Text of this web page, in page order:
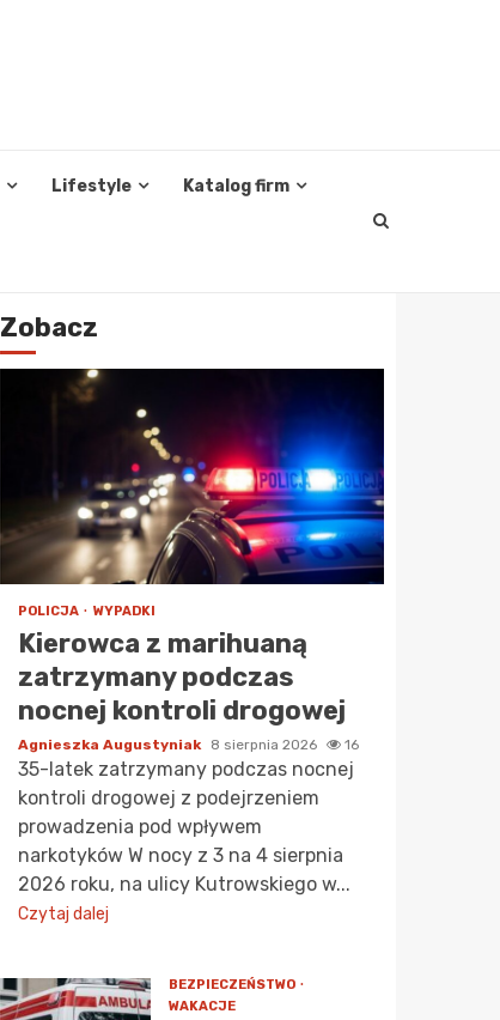
Lifestyle Katalog firm
Zobacz
POLICJA WYPADKI
Kierowca z marihuaną
zatrzymany podczas
nocnej kontroli drogowej
Agnieszka Augustyniak 8 sierpnia 2026 16
35-latek zatrzymany podczas nocnej
kontroli drogowej z podejrzeniem
prowadzenia pod wpływem
narkotyków W nocy z 3 na 4 sierpnia
2026 roku, na ulicy Kutrowskiego w...
Czytaj dalej
BEZPIECZEŃSTWO
WAKACJE